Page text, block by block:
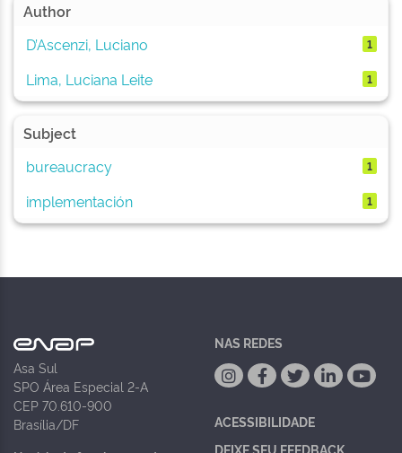
Author
D’Ascenzi, Luciano
1
Lima, Luciana Leite 1
Subject
bureaucracy
1
implementación 1
Asa Sul
SPO Área Especial 2-A
CEP 70.610-900
Brasília/DF
NAS REDES
ACESSIBILIDADE
DEIXE SEU FEEDBACK